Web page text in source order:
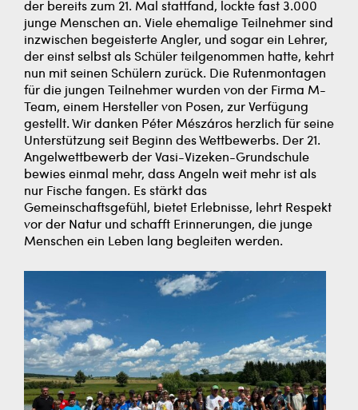
der bereits zum 21. Mal stattfand, lockte fast 3.000
junge Menschen an. Viele ehemalige Teilnehmer sind
inzwischen begeisterte Angler, und sogar ein Lehrer,
der einst selbst als Schüler teilgenommen hatte, kehrt
nun mit seinen Schülern zurück. Die Rutenmontagen
für die jungen Teilnehmer wurden von der Firma M-
Team, einem Hersteller von Posen, zur Verfügung
gestellt. Wir danken Péter Mészáros herzlich für seine
Unterstützung seit Beginn des Wettbewerbs. Der 21.
Angelwettbewerb der Vasi-Vizeken-Grundschule
bewies einmal mehr, dass Angeln weit mehr ist als
nur Fische fangen. Es stärkt das
Gemeinschaftsgefühl, bietet Erlebnisse, lehrt Respekt
vor der Natur und schafft Erinnerungen, die junge
Menschen ein Leben lang begleiten werden.